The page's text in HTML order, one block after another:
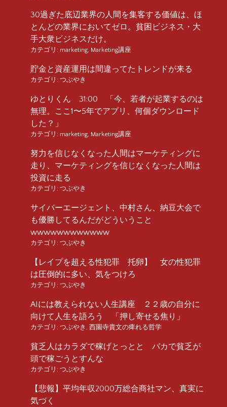
30過ぎた底辺業界の人間を集客する価値は、ほ
とんどの業界においてゼロ。貧困ビジネス・大
手大衆ビジネスだけ。
カテゴリ: marketing, Marketing講座
貯金と資産運用は間違ってたトレンドが来る
カテゴリ: つぶやき
ゆとりくん 31:00 「今、若者が起業するのは
無理。ここ1〜5年でアプリ、何個ダウンロード
した？」
カテゴリ: marketing, Marketing講座
努力を信じなくなった人間はマーケティングに
走り、マーケティングを信じなくなった人間は
投資に走る
カテゴリ: つぶやき
サイバーエージェント、中村さん、納豆大会で
も優勝してるんだがどういうこと
wwwwwwwwwwww
カテゴリ: つぶやき
【レイプを超える性犯罪 托卵】 女の性犯罪
は圧倒的に多い、気をつけろ
カテゴリ: つぶやき
AIには教えられない人生講座 ２２歳の自分に
向けて人生を語ろう 「押し寄せる焦り」
カテゴリ: つぶやき , 西園寺貴文の痺れる哲学
貧乏人はカラダで稼げとっとと バカで貧乏が
頭で稼ごうとすんな
カテゴリ: つぶやき
【悲報】平均年収2000万総合商社マン、真実に
気づく